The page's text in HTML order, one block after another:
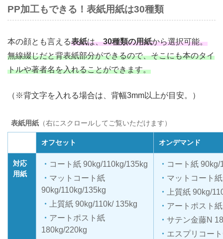
PP加工もできる！表紙用紙は30種類
本の顔とも言える表紙は、30種類の用紙から選択可能。
無線綴じだと背表紙部分ができるので、そこにも本のタイ
トルや著者名を入れることができます。
（※背文字を入れる場合は、背幅3mm以上が目安。）
表紙用紙 （右にスクロールしてご覧いただけます）
オフセット オンデマンド
対応
用紙
コート紙 90kg/110kg/135kg
マットコート紙
90kg/110kg/135kg
上質紙 90kg/110k/ 135kg
アートポスト紙
180kg/220kg
コート紙 90kg/
マットコート
上質紙 90kg/
アートポスト
サテン金藤N
エスプリコー